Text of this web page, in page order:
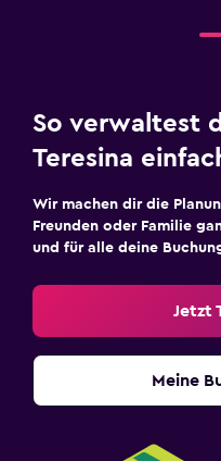
So verwaltest
Teresina
Wir machen dir die
Freunden oder Familie
und für alle deine
Jetzt
Meine